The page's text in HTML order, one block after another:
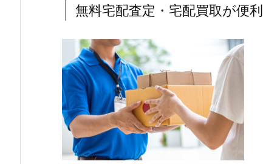
無料宅配査定・宅配買取が便利